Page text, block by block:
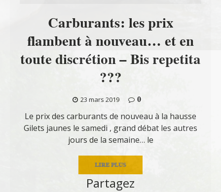
Carburants: les prix
flambent à nouveau… et en
toute discrétion – Bis repetita
???
23 mars 2019
0
Le prix des carburants de nouveau à la hausse
Gilets jaunes le samedi , grand débat les autres
jours de la semaine… le
LIRE PLUS
Partagez